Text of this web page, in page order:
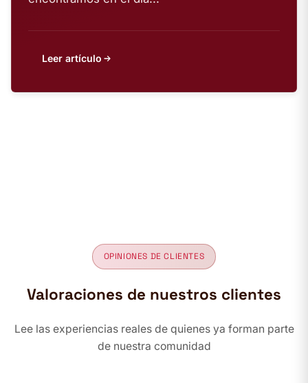
Leer artículo
OPINIONES DE CLIENTES
Valoraciones de nuestros clientes
Lee las experiencias reales de quienes ya forman parte
de nuestra comunidad